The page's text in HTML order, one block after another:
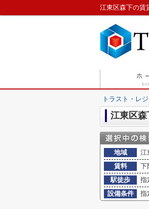
江東区森下の
トラスト・レ
江東区
地域
江
賃料
下
駅徒歩
指
設備条件
指